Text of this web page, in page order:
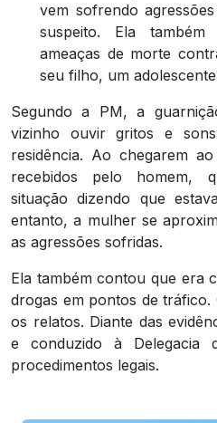
vem sofrendo
suspeito. Ela
ameaças de morte
seu filho, um
Segundo a PM, a
vizinho ouvir gritos e
residência. Ao chegarem
recebidos pelo homem,
situação dizendo que
entanto, a mulher se
as agressões sofridas.
Ela também contou que era
drogas em pontos de
os relatos. Diante das
e conduzido à Delegacia
procedimentos legais.